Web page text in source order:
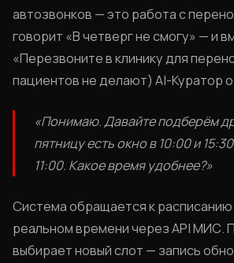
автозвонков — это работа с
говорит «В четверг не смогу» — и
«Перезвоните в клинику для
пациентов не делают) AI-Куратор
«Понимаю. Давайте подберём
пятницу есть окно в 10:00 и
11:00. Какое время удобнее?»
Система обращается к расписанию
реальном времени через API МИС.
выбирает новый слот — запись